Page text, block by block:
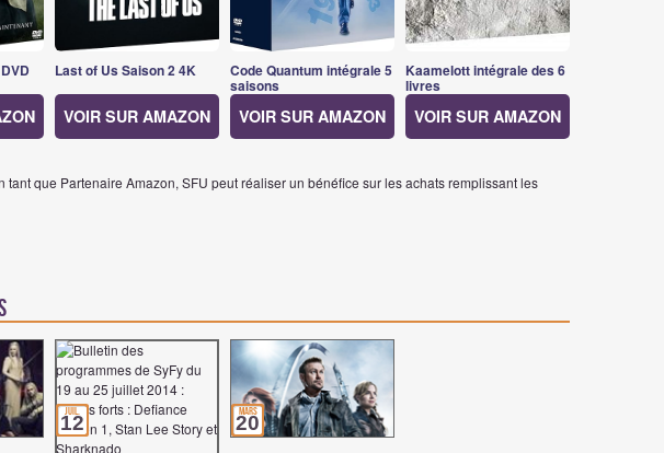
Last of Us Saison 2 4K
VOIR SUR AMAZON
Code Quantum intégrale 5
saisons
VOIR SUR AMAZON
Kaamelott intégrale des 6
livres
VOIR SUR AMAZON
tant que Partenaire Amazon, SFU peut réaliser un bénéfice sur les achats remplissant les
juil.
12 mars
20